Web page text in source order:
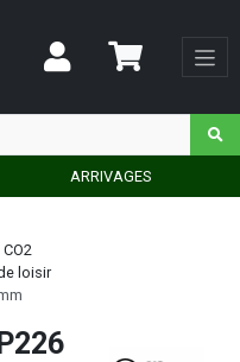
ARRIVAGES
loisir